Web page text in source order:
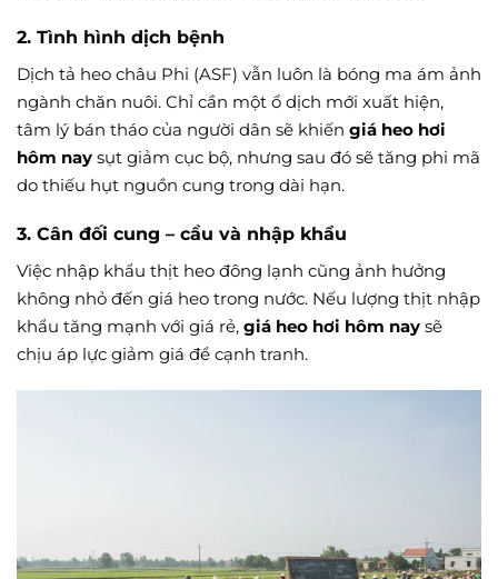
2. Tình hình dịch bệnh
Dịch tả heo châu Phi (ASF) vẫn luôn là bóng ma ám ảnh
ngành chăn nuôi. Chỉ cần một ổ dịch mới xuất hiện,
tâm lý bán tháo của người dân sẽ khiến giá heo hơi
hôm nay sụt giảm cục bộ, nhưng sau đó sẽ tăng phi mã
do thiếu hụt nguồn cung trong dài hạn.
3. Cân đối cung – cầu và nhập khẩu
Việc nhập khẩu thịt heo đông lạnh cũng ảnh hưởng
không nhỏ đến giá heo trong nước. Nếu lượng thịt nhập
khẩu tăng mạnh với giá rẻ, giá heo hơi hôm nay sẽ
chịu áp lực giảm giá để cạnh tranh.